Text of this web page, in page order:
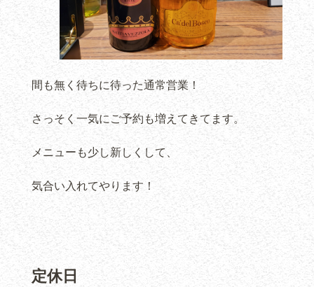
間も無く待ちに待った通常営業！
さっそく一気にご予約も増えてきてます。
メニューも少し新しくして、
気合い入れてやります！
定休日